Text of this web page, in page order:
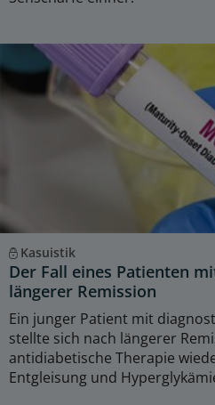
Kasuistik
Der Fall eines Patienten
längerer Remission
Ein junger Patient mit
stellte sich nach längerer
antidiabetische Therapie
Entgleisung und